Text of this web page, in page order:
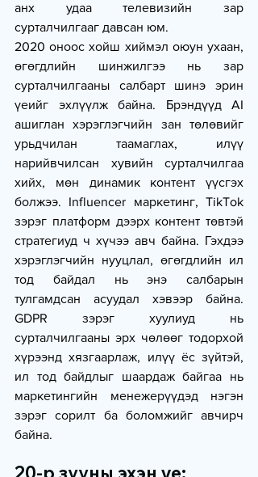
анх удаа телевизийн зар
сурталчилгааг давсан юм.
2020 оноос хойш хиймэл оюун ухаан,
өгөгдлийн шинжилгээ нь зар
сурталчилгааны салбарт шинэ эрин
үеийг эхлүүлж байна. Брэндүүд AI
ашиглан хэрэглэгчийн зан төлөвийг
урьдчилан таамаглах, илүү
нарийвчилсан хувийн сурталчилгаа
хийх, мөн динамик контент үүсгэх
болжээ. Influencer маркетинг, TikTok
зэрэг платформ дээрх контент төвтэй
стратегиуд ч хүчээ авч байна. Гэхдээ
хэрэглэгчийн нууцлал, өгөгдлийн ил
тод байдал нь энэ салбарын
тулгамдсан асуудал хэвээр байна.
GDPR зэрэг хуулиуд нь
сурталчилгааны эрх чөлөөг тодорхой
хүрээнд хязгаарлаж, илүү ёс зүйтэй,
ил тод байдлыг шаардаж байгаа нь
маркетингийн менежерүүдэд нэгэн
зэрэг сорилт ба боломжийг авчирч
байна.